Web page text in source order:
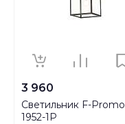
3 960
Светильник F-Promo
1952-1P